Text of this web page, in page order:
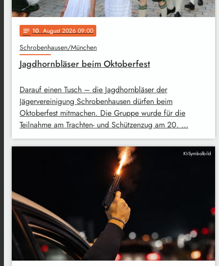
notes 10. August 2026 09:00
Schrobenhausen/München
Jagdhornbläser beim Oktoberfest
Darauf einen Tusch – die Jagdhornbläser der
Jägervereinigung Schrobenhausen dürfen beim
Oktoberfest mitmachen. Die Gruppe wurde für die
Teilnahme am Trachten- und Schützenzug am 20. …
KI-Symbolbild